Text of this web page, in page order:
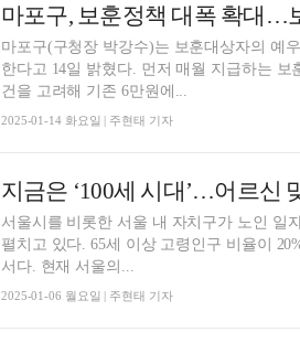
마포구, 보훈정책 대폭 확대…
마포구(구청장 박강수)는 보훈대상자의 예
한다고 14일 밝혔다. 먼저 매월 지급하는 보훈수당을 물가 상승과 국가보훈대상자의 생활 여
건을 고려해 기존 6만원에...
2025-01-14 화요일 | 주현태 기자
서울시를 비롯한 서울 내 자치구가 노인 일
펼치고 있다. 65세 이상 고령인구 비율이
서다. 현재 서울의...
2025-01-06 월요일 | 주현태 기자